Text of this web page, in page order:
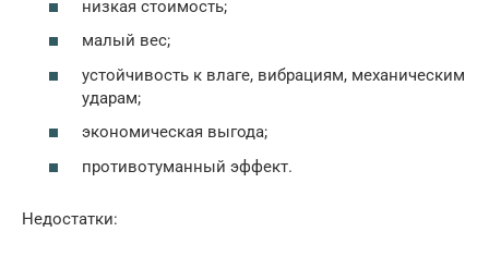
низкая стоимость;
малый вес;
устойчивость к влаге, вибрациям, механическим
ударам;
экономическая выгода;
противотуманный эффект.
Недостатки: